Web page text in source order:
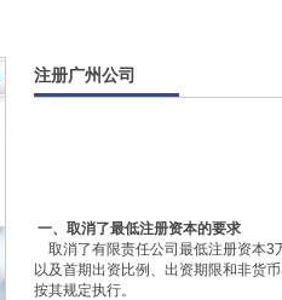
注册广州公司
一、取消了最低注册资本的要求
取消了有限责任公司最低注册资本3
以及首期出资比例、出资期限和非货
按其规定执行。